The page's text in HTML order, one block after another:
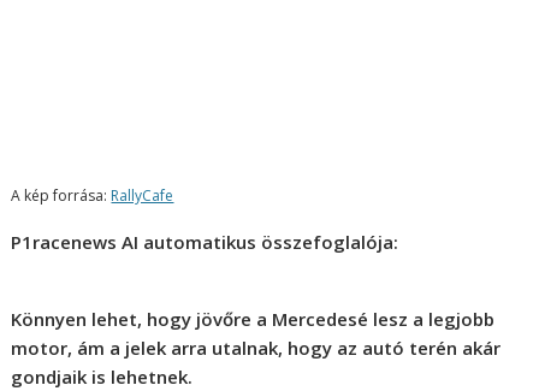
A kép forrása: RallyCafe
P1racenews AI automatikus összefoglalója:
Könnyen lehet, hogy jövőre a Mercedesé lesz a legjobb
motor, ám a jelek arra utalnak, hogy az autó terén akár
gondjaik is lehetnek.